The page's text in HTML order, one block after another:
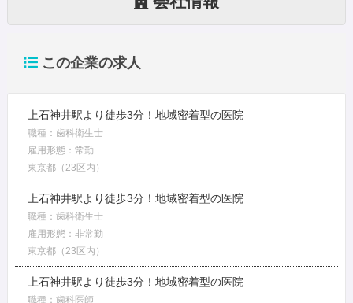
この企業の求人
上石神井駅より徒歩3分！地域密着型の医院
職種：歯科衛生士
雇用形態：常勤
東京都（23区内）
上石神井駅より徒歩3分！地域密着型の医院
職種：歯科衛生士
雇用形態：非常勤
東京都（23区内）
上石神井駅より徒歩3分！地域密着型の医院
職種：歯科医師